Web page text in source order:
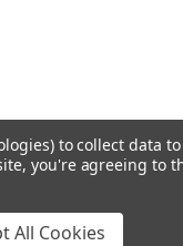
to collect data
you're agreeing to
All Cookies